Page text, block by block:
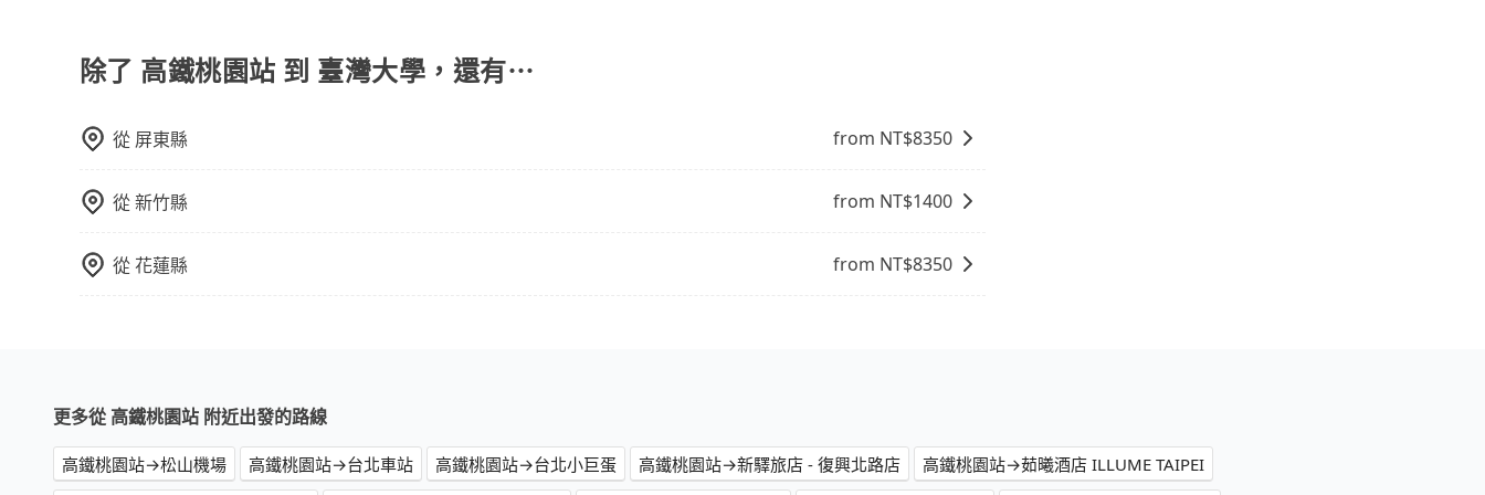
費用，且還提供優於其他業者更彈性的取消政策，讓您在規劃行程時能更無後顧之憂。無論您是要前往市區還是
郊區，我們都可以為您提供最佳的旅遊體驗。所以，如果您正在尋找一家可靠的包車公司，tripool旅步絕對是您
除了 高鐵桃園站 到 臺灣大學，還有⋯
從 屏東縣 from NT$8350
從新竹縣 from NT$1400
從花蓮縣 from NT$8350
更多從 高鐵桃園站 附近出發的路線
高鐵桃園站→松山機場 高鐵桃園站→台北車站 高鐵桃園站→台北小巨蛋 高鐵桃園站→新驛旅店 - 復興北路店 高鐵桃園站→茹曦酒店 ILLUME TAIPEI